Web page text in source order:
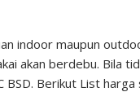
indoor maupun
akan berdebu. Bila
BSD. Berikut List